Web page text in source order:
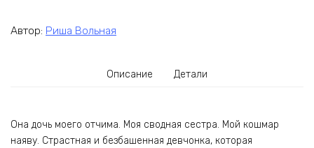
Автор: Риша Вольная
Описание Детали
Она дочь моего отчима. Моя сводная сестра. Мой кошмар
наяву. Страстная и безбашенная девчонка, которая